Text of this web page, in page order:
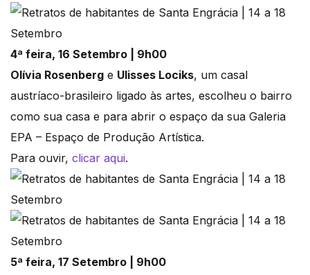
4ª feira, 16 Setembro | 9h00
Olívia Rosenberg e Ulisses Lociks, um casal
austríaco-brasileiro ligado às artes, escolheu o bairro
como sua casa e para abrir o espaço da sua Galeria
EPA – Espaço de Produção Artística.
Para ouvir, clicar aqui.
5ª feira, 17 Setembro | 9h00